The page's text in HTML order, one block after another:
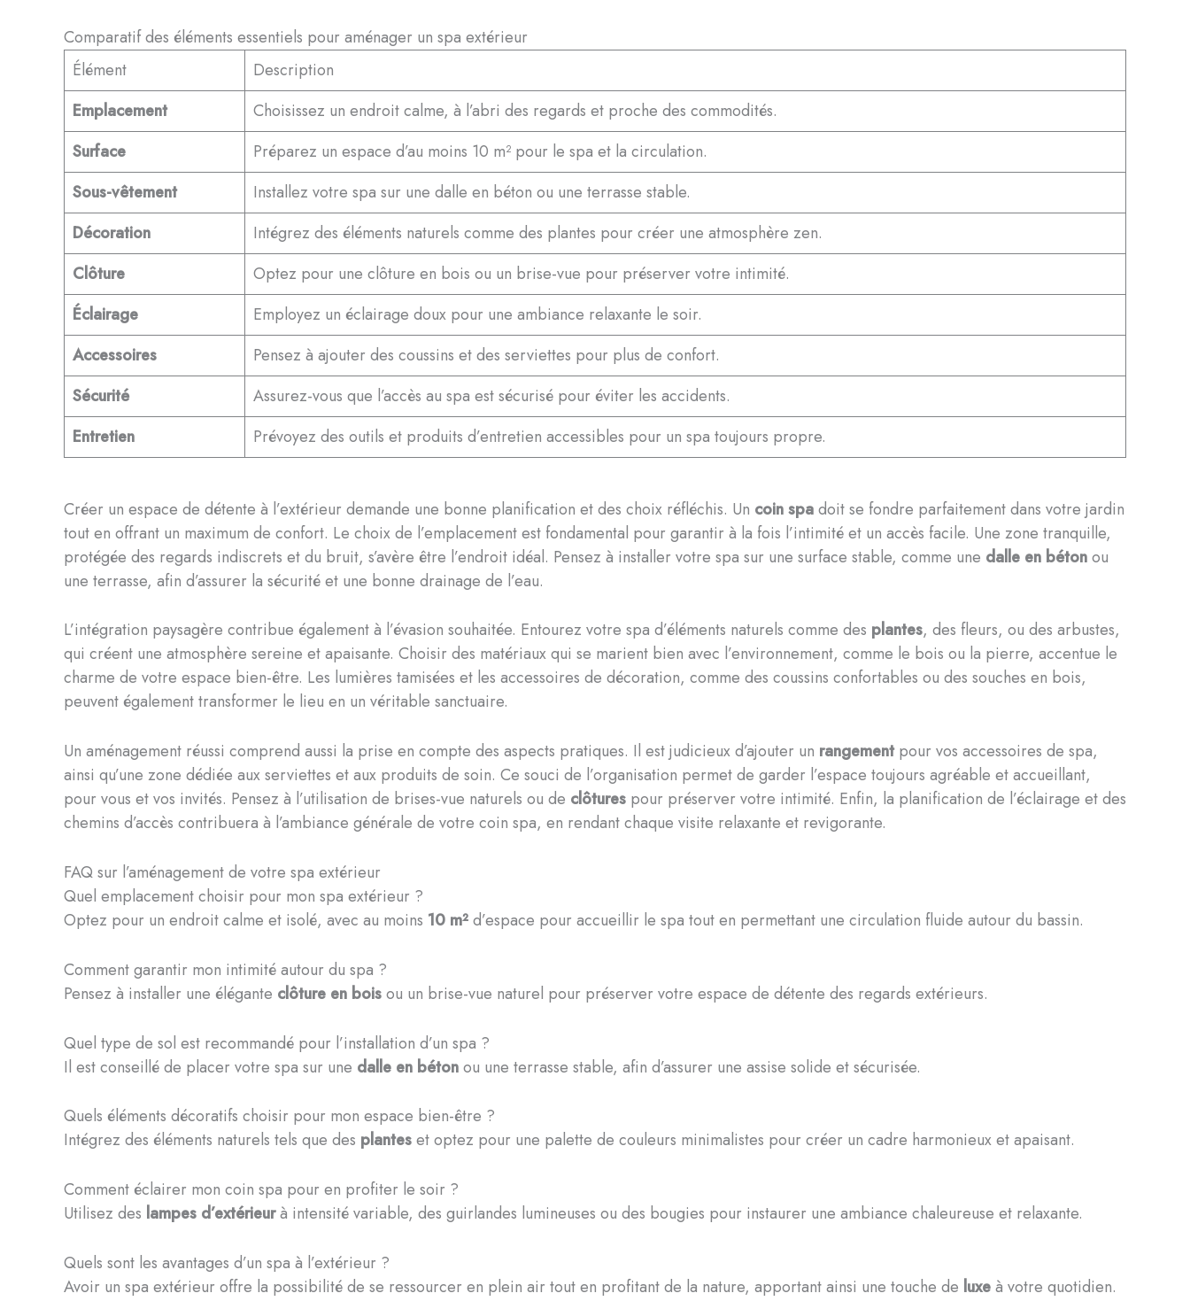
Comparatif des éléments essentiels pour aménager un spa extérieur
Élément
Description
Emplacement
Choisissez un endroit calme, à l’abri des regards et proche des commodités.
Surface
Préparez un espace d’au moins 10 m² pour le spa et la circulation.
Sous-vêtement
Installez votre spa sur une dalle en béton ou une terrasse stable.
Décoration
Intégrez des éléments naturels comme des plantes pour créer une atmosphère zen.
Clôture
Optez pour une clôture en bois ou un brise-vue pour préserver votre intimité.
Éclairage
Employez un éclairage doux pour une ambiance relaxante le soir.
Accessoires
Pensez à ajouter des coussins et des serviettes pour plus de confort.
Sécurité
Assurez-vous que l’accès au spa est sécurisé pour éviter les accidents.
Entretien
Prévoyez des outils et produits d’entretien accessibles pour un spa toujours propre.
Créer un espace de détente à l’extérieur demande une bonne planification et des choix réfléchis. Un coin spadoit se fondre parfaitement dans votre jardin
tout en offrant un maximum de confort. Le choix de l’emplacement est fondamental pour garantir à la fois l’intimité et un accès facile. Une zone tranquille,
protégée des regards indiscrets et du bruit, s’avère être l’endroit idéal. Pensez à installer votre spa sur une surface stable, comme une dalle en bétonou
une terrasse, afin d’assurer la sécurité et une bonne drainage de l’eau.
L’intégration paysagère contribue également à l’évasion souhaitée. Entourez votre spa d’éléments naturels comme des plantes, des fleurs, ou des arbustes,
qui créent une atmosphère sereine et apaisante. Choisir des matériaux qui se marient bien avec l’environnement, comme le bois ou la pierre, accentue le
charme de votre espace bien-être. Les lumières tamisées et les accessoires de décoration, comme des coussins confortables ou des souches en bois,
peuvent également transformer le lieu en un véritable sanctuaire.
Un aménagement réussi comprend aussi la prise en compte des aspects pratiques. Il est judicieux d’ajouter un rangementpour vos accessoires de spa,
ainsi qu’une zone dédiée aux serviettes et aux produits de soin. Ce souci de l’organisation permet de garder l’espace toujours agréable et accueillant,
pour vous et vos invités. Pensez à l’utilisation de brises-vue naturels ou de clôtures pour préserver votre intimité. Enfin, la planification de l’éclairage et des
chemins d’accès contribuera à l’ambiance générale de votre coin spa, en rendant chaque visite relaxante et revigorante.
FAQ sur l’aménagement de votre spa extérieur
Quel emplacement choisir pour mon spa extérieur ?
Optez pour un endroit calme et isolé, avec au moins 10 m²d’espace pour accueillir le spa tout en permettant une circulation fluide autour du bassin.
Comment garantir mon intimité autour du spa ?
Pensez à installer une élégante clôture en boisou un brise-vue naturel pour préserver votre espace de détente des regards extérieurs.
Quel type de sol est recommandé pour l’installation d’un spa ?
Il est conseillé de placer votre spa sur une dalle en bétonou une terrasse stable, afin d’assurer une assise solide et sécurisée.
Quels éléments décoratifs choisir pour mon espace bien-être ?
Intégrez des éléments naturels tels que des planteset optez pour une palette de couleurs minimalistes pour créer un cadre harmonieux et apaisant.
Comment éclairer mon coin spa pour en profiter le soir ?
Utilisez des lampes d’extérieurà intensité variable, des guirlandes lumineuses ou des bougies pour instaurer une ambiance chaleureuse et relaxante.
Quels sont les avantages d’un spa à l’extérieur ?
Avoir un spa extérieur offre la possibilité de se ressourcer en plein air tout en profitant de la nature, apportant ainsi une touche de luxeà votre quotidien.